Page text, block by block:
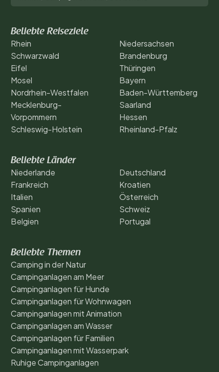
Beliebte Reiseziele
Rhein
Schwarzwald
Eifel
Mosel
Nordrhein-Westfalen
Mecklenburg-
Vorpommern
Schleswig-Holstein
Niedersachsen
Brandenburg
Thüringen
Bayern
Baden-Württemberg
Saarland
Hessen
Rheinland-Pfalz
Beliebte Länder
Niederlande
Frankreich
Italien
Spanien
Belgien
Deutschland
Kroatien
Österreich
Schweiz
Portugal
Beliebte Themen
Camping in der Natur
Campinganlagen am Meer
Campinganlagen für Hunde
Campinganlagen für Wohnwagen
Campinganlagen mit Animation
Campinganlagen am Wasser
Campinganlagen für Familien
Campinganlagen mit Wasserpark
Ruhige Campinganlagen